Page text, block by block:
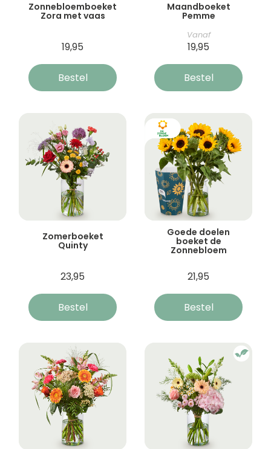
Zonnebloemboeket
Zora met vaas
19,95
Bestel
Maandboeket
Pemme
Vanaf
19,95
Bestel
Zomerboeket
Quinty
23,95
Bestel
Goede doelen
boeket de
Zonnebloem
21,95
Bestel